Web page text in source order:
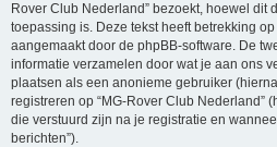
Rover Club Nederland” bezoekt, hoewel dit
toepassing is. Deze tekst heeft betrekking
aangemaakt door de phpBB-software. De
informatie verzamelen door wat je aan ons
plaatsen als een anonieme gebruiker
registreren op “MG-Rover Club Nederland”
die verstuurd zijn na je registratie en
berichten”).